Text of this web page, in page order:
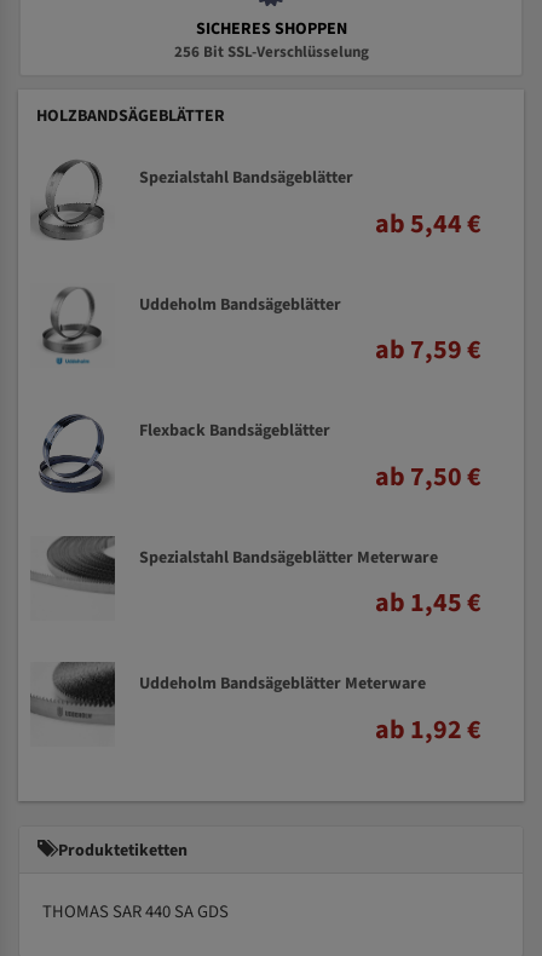
SICHERES SHOPPEN
256 Bit SSL-Verschlüsselung
HOLZBANDSÄGEBLÄTTER
Spezialstahl Bandsägeblätter
ab 5,44 €
Uddeholm Bandsägeblätter
ab 7,59 €
Flexback Bandsägeblätter
ab 7,50 €
Spezialstahl Bandsägeblätter Meterware
ab 1,45 €
Uddeholm Bandsägeblätter Meterware
ab 1,92 €
Produktetiketten
THOMAS SAR 440 SA GDS